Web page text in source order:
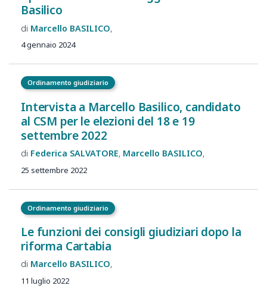
Basilico
Marcello BASILICO
4 gennaio 2024
Ordinamento giudiziario
Intervista a Marcello Basilico, candidato
al CSM per le elezioni del 18 e 19
settembre 2022
Federica SALVATORE Marcello BASILICO
25 settembre 2022
Ordinamento giudiziario
Le funzioni dei consigli giudiziari dopo la
riforma Cartabia
Marcello BASILICO
11 luglio 2022